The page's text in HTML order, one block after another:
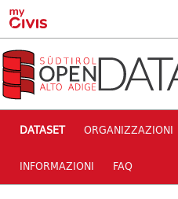
Skip to main content
DATASET ORGANIZZAZIONI
INFORMAZIONI FAQ